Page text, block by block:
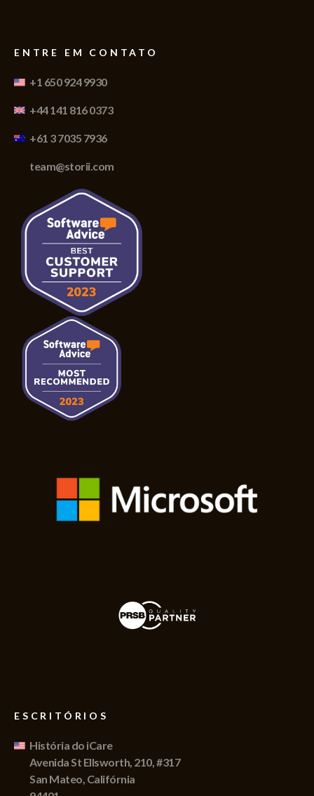
ENTRE EM CONTATO
+1 650 924 9930
+44 141 816 0373
+61 3 7035 7936
team@storii.com
ESCRITÓRIOS
História do iCare
Avenida St Ellsworth, 210, #317
San Mateo, Califórnia